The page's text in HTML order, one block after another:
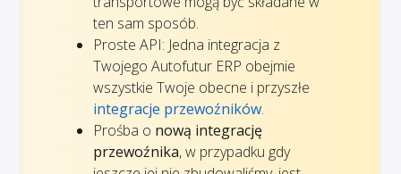
ten sam sposób.
Proste API: Jedna integracja z
Twojego Autofutur ERP obejmie
wszystkie Twoje obecne i przyszłe
integracje przewoźników.
Prośba o nową integrację
przewoźnika, w przypadku gdy